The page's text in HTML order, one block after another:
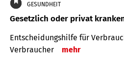
GESUNDHEIT
Gesetzlich oder privat
Entscheidungshilfe für
Verbraucher
mehr